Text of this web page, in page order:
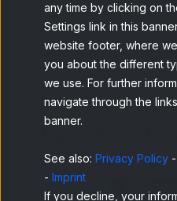
any time by clicking on
Settings link in this
website footer, where
you about the different
we use. For further
navigate through the
banner.
See also: Privacy Policy -
- Imprint
If you decline, your
siguiente paso:
cuestionario online
registrarlas
de forma fiable.
lograrlo.